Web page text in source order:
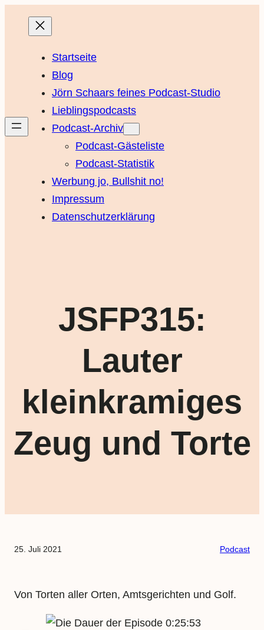
Startseite
Blog
Jörn Schaars feines Podcast-Studio
Lieblingspodcasts
Podcast-Archiv
Podcast-Gästeliste
Podcast-Statistik
Werbung jo, Bullshit no!
Impressum
Datenschutzerklärung
JSFP315:
Lauter
kleinkramiges
Zeug und Torte
25. Juli 2021 Podcast
Von Torten aller Orten, Amtsgerichten und Golf.
0:25:53